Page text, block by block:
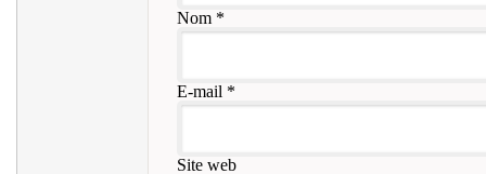
Nom*
E-mail *
Site web